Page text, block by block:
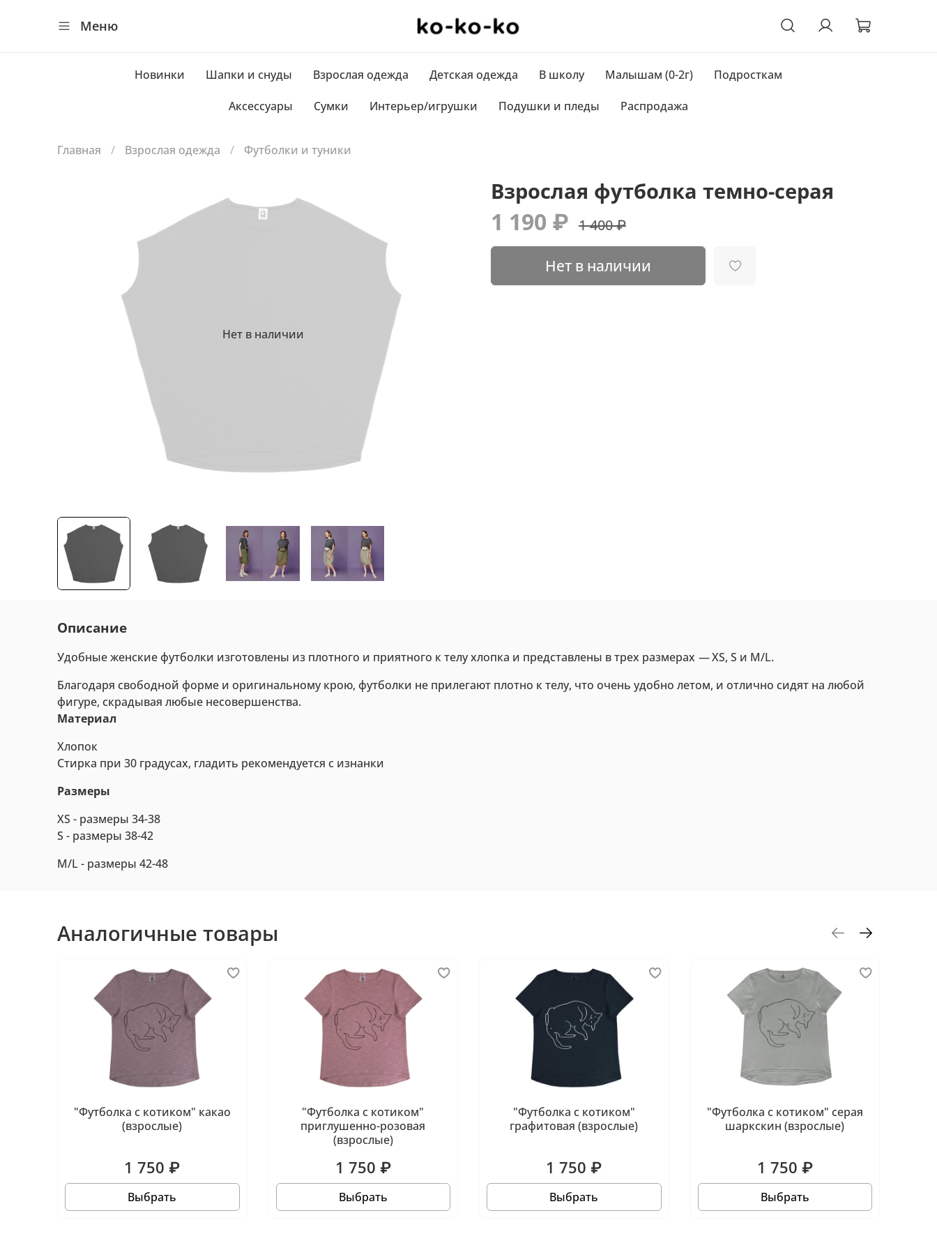
Меню
Новинки Шапки и снуды Взрослая одежда Детская одежда В школу Малышам (0-2г) Подросткам
Аксессуары Сумки Интерьер/игрушки Подушки и пледы Распродажа
Главная Взрослая одежда Футболки и туники
Нет в наличии
Взрослая футболка темно-серая
1 190 ₽ 1 400 ₽
Нет в наличии
Описание
Удобные женские футболки изготовлены из плотного и приятного к телу хлопка и представлены в трех размерах —XS, S и M/L.
Благодаря свободной форме и оригинальному крою, футболки не прилегают плотно к телу, что очень удобно летом, и отлично сидят на любой
фигуре, скрадывая любые несовершенства.
Материал
Хлопок
Стирка при 30 градусах, гладить рекомендуется с изнанки
Размеры
XS - размеры 34-38
S - размеры 38-42
M/L - размеры 42-48
Аналогичные товары
"Футболка c котиком" какао
(взрослые)
1 750 ₽
Выбрать
"Футболка c котиком"
приглушенно-розовая
(взрослые)
1 750 ₽
Выбрать
"Футболка c котиком"
графитовая (взрослые)
1 750 ₽
Выбрать
"Футболка c котиком" серая
шаркскин (взрослые)
1 750 ₽
Выбрать